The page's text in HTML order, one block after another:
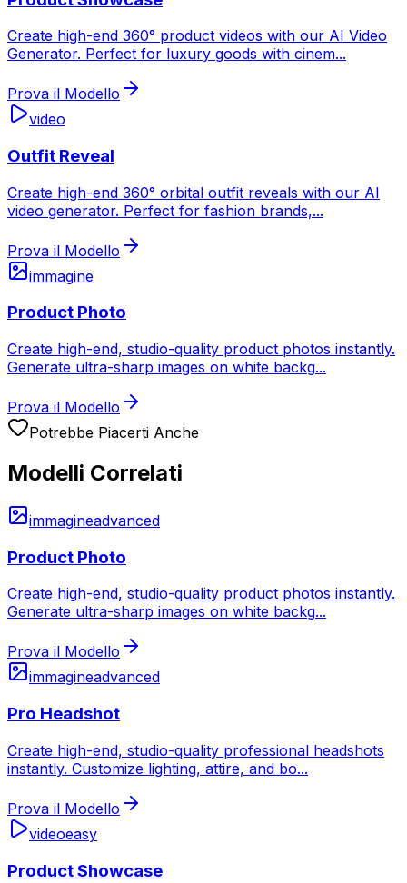
Create high-end 360° product videos with our AI Video
Generator. Perfect for luxury goods with cinem...
Prova il Modello
video
Outfit Reveal
Create high-end 360° orbital outfit reveals with our AI
video generator. Perfect for fashion brands,...
Prova il Modello
immagine
Product Photo
Create high-end, studio-quality product photos instantly.
Generate ultra-sharp images on white backg...
Prova il Modello
Potrebbe Piacerti Anche
Modelli Correlati
immagineadvanced
Product Photo
Create high-end, studio-quality product photos instantly.
Generate ultra-sharp images on white backg...
Prova il Modello
immagineadvanced
Pro Headshot
Create high-end, studio-quality professional headshots
instantly. Customize lighting, attire, and bo...
Prova il Modello
videoeasy
Product Showcase